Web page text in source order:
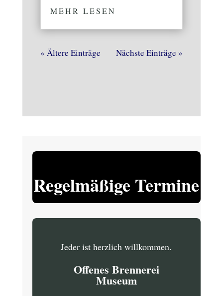
MEHR LESEN
« Ältere Einträge Nächste Einträge »
Regelmäßige Termine
Jeder ist herzlich willkommen.
Offenes Brennerei
Museum